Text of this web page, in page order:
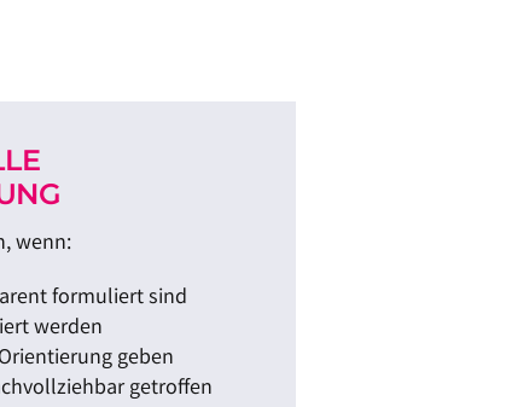
wenn:
formuliert sind
werden
geben
getroffen